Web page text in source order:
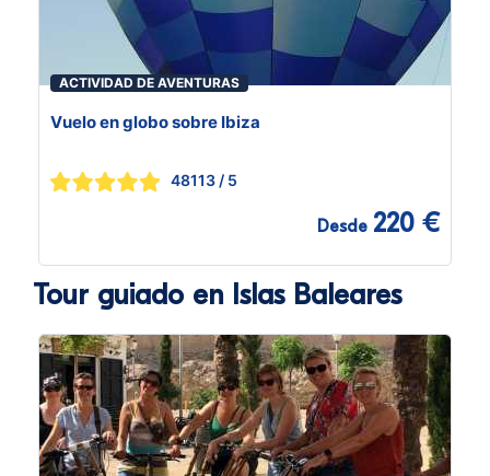
ACTIVIDAD DE AVENTURAS
Vuelo en globo sobre Ibiza
48113 / 5
Desde 220 €
Tour guiado en Islas Baleares